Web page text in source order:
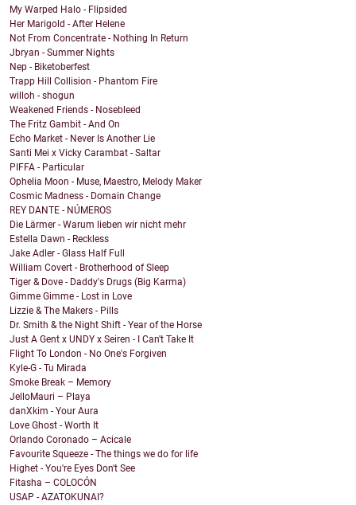
My Warped Halo - Flipsided
Her Marigold - After Helene
Not From Concentrate - Nothing In Return
Jbryan - Summer Nights
Nep - Biketoberfest
Trapp Hill Collision - Phantom Fire
willoh - shogun
Weakened Friends - Nosebleed
The Fritz Gambit - And On
Echo Market - Never Is Another Lie
Santi Mei x Vicky Carambat - Saltar
PIFFA - Particular
Ophelia Moon - Muse, Maestro, Melody Maker
Cosmic Madness - Domain Change
REY DANTE - NÚMEROS
Die Lärmer - Warum lieben wir nicht mehr
Estella Dawn - Reckless
Jake Adler - Glass Half Full
William Covert - Brotherhood of Sleep
Tiger & Dove - Daddy's Drugs (Big Karma)
Gimme Gimme - Lost in Love
Lizzie & The Makers - Pills
Dr. Smith & the Night Shift - Year of the Horse
Just A Gent x UNDY x Seiren - I Can't Take It
Flight To London - No One's Forgiven
Kyle-G - Tu Mirada
Smoke Break – Memory
JelloMauri – Playa
danXkim - Your Aura
Love Ghost - Worth It
Orlando Coronado – Acicale
Favourite Squeeze - The things we do for life
Highet - You're Eyes Don't See
Fitasha – COLOCÓN
USAP - AZATOKUNAI?